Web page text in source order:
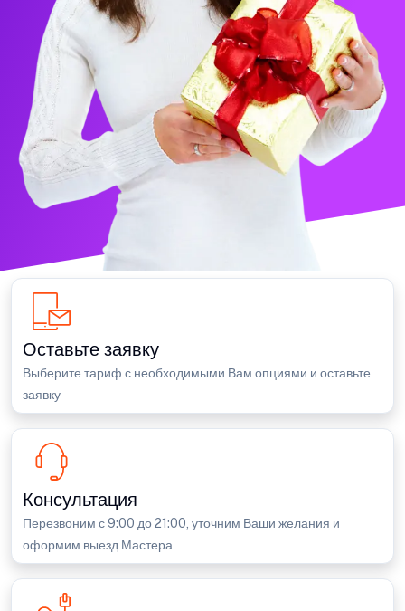
Оставьте заявку
Выберите тариф с необходимыми Вам опциями и оставьте
заявку
Консультация
Перезвоним с 9:00 до 21:00, уточним Ваши желания и
оформим выезд Мастера